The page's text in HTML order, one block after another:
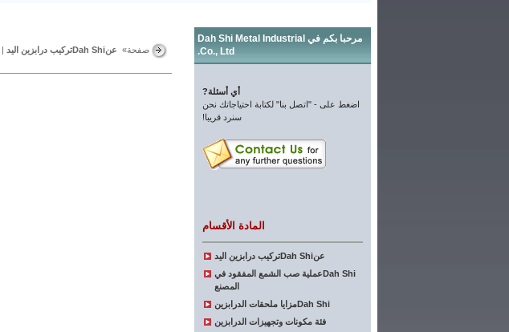
صفحة» عنDah Shiتركيب درابزين اليد
مرحبا بكم في Dah Shi Metal Industrial
Co., Ltd.
أي أسئلة?
اضغط على - "اتصل بنا" لكتابة احتياجاتك نحن
سنرد قريبا!
المادة الأقسام
عنDah Shiتركيب درابزين اليد
Dah Shiعملية صب الشمع المفقود في
المصنع
Dah Shiمزايا ملحقات الدرابزين
فئة مكونات وتجهيزات الدرابزين